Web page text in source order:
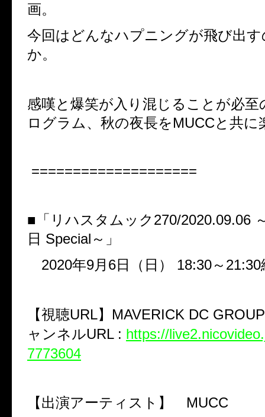
画。
今回はどんなハプニングが飛び出
か。
感嘆と爆笑が入り混じることが必至
ログラム、 秋の夜長をMUCCと共に
====================
■「リハスタムック 270/2020.09.06
日 Special ～」
2020年9月 6日（日） 18:30～ 21:30
【視聴URL】 MAVERICK DC GROUP
ャンネルURL : https://
7773604
【出演アーティスト】 MUCC